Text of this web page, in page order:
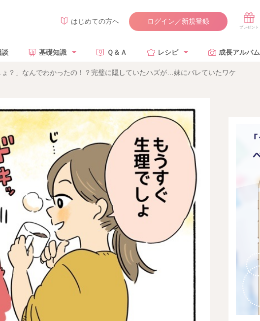
はじめての方へ ログイン／新規登録
談 基礎知識 Ｑ＆Ａ レシピ 成長アルバム
？」なんでわかったの！？完璧に隠していたハズが…妹にバレていたワケ